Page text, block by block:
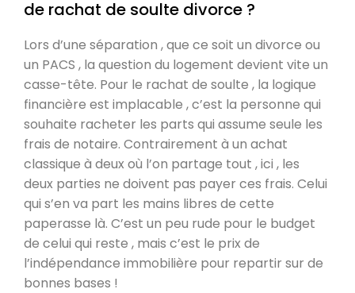
de rachat de soulte divorce ?
Lors d’une séparation , que ce soit un divorce ou
un PACS , la question du logement devient vite un
casse-tête. Pour le rachat de soulte , la logique
financière est implacable , c’est la personne qui
souhaite racheter les parts qui assume seule les
frais de notaire. Contrairement à un achat
classique à deux où l’on partage tout , ici , les
deux parties ne doivent pas payer ces frais. Celui
qui s’en va part les mains libres de cette
paperasse là. C’est un peu rude pour le budget
de celui qui reste , mais c’est le prix de
l’indépendance immobilière pour repartir sur de
bonnes bases !